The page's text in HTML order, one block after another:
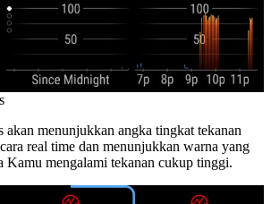
akan menunjukkan angka tingkat tekanan
real time dan menunjukkan warna yang
Kamu mengalami tekanan cukup tinggi.